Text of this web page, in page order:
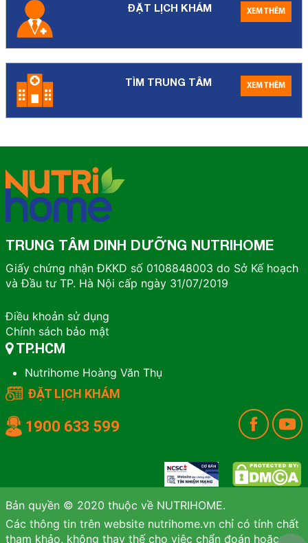
ĐẶT LỊCH KHÁM XEM THÊM
TÌM TRUNG TÂM XEM THÊM
TRUNG TÂM DINH DƯỠNG NUTRIHOME
Giấy chứng nhận ĐKKD số 0108848003 do Sở Kế hoạch
và Đầu tư TP. Hà Nội cấp ngày 31/07/2019
Điều khoản sử dụng
Chính sách bảo mật
TP.HCM
Nutrihome Hoàng Văn Thụ
ĐẶT LỊCH KHÁM
1900 633 599
Bản quyền © 2020 thuộc về NUTRIHOME.
Các thông tin trên website nutrihome.vn chỉ có tính chất
tham khảo, không thay thế cho việc chẩn đoán hoặc